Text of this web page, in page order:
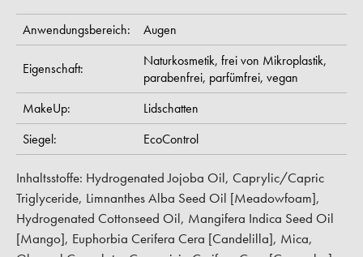
Anwendungsbereich: Augen
Eigenschaft: Naturkosmetik, frei von Mikroplastik,
parabenfrei, parfümfrei, vegan
MakeUp:
Lidschatten
Siegel:
EcoControl
Inhaltsstoffe: Hydrogenated Jojoba Oil, Caprylic/Capric
Triglyceride, Limnanthes Alba Seed Oil [Meadowfoam],
Hydrogenated Cottonseed Oil, Mangifera Indica Seed Oil
[Mango], Euphorbia Cerifera Cera [Candelilla], Mica,